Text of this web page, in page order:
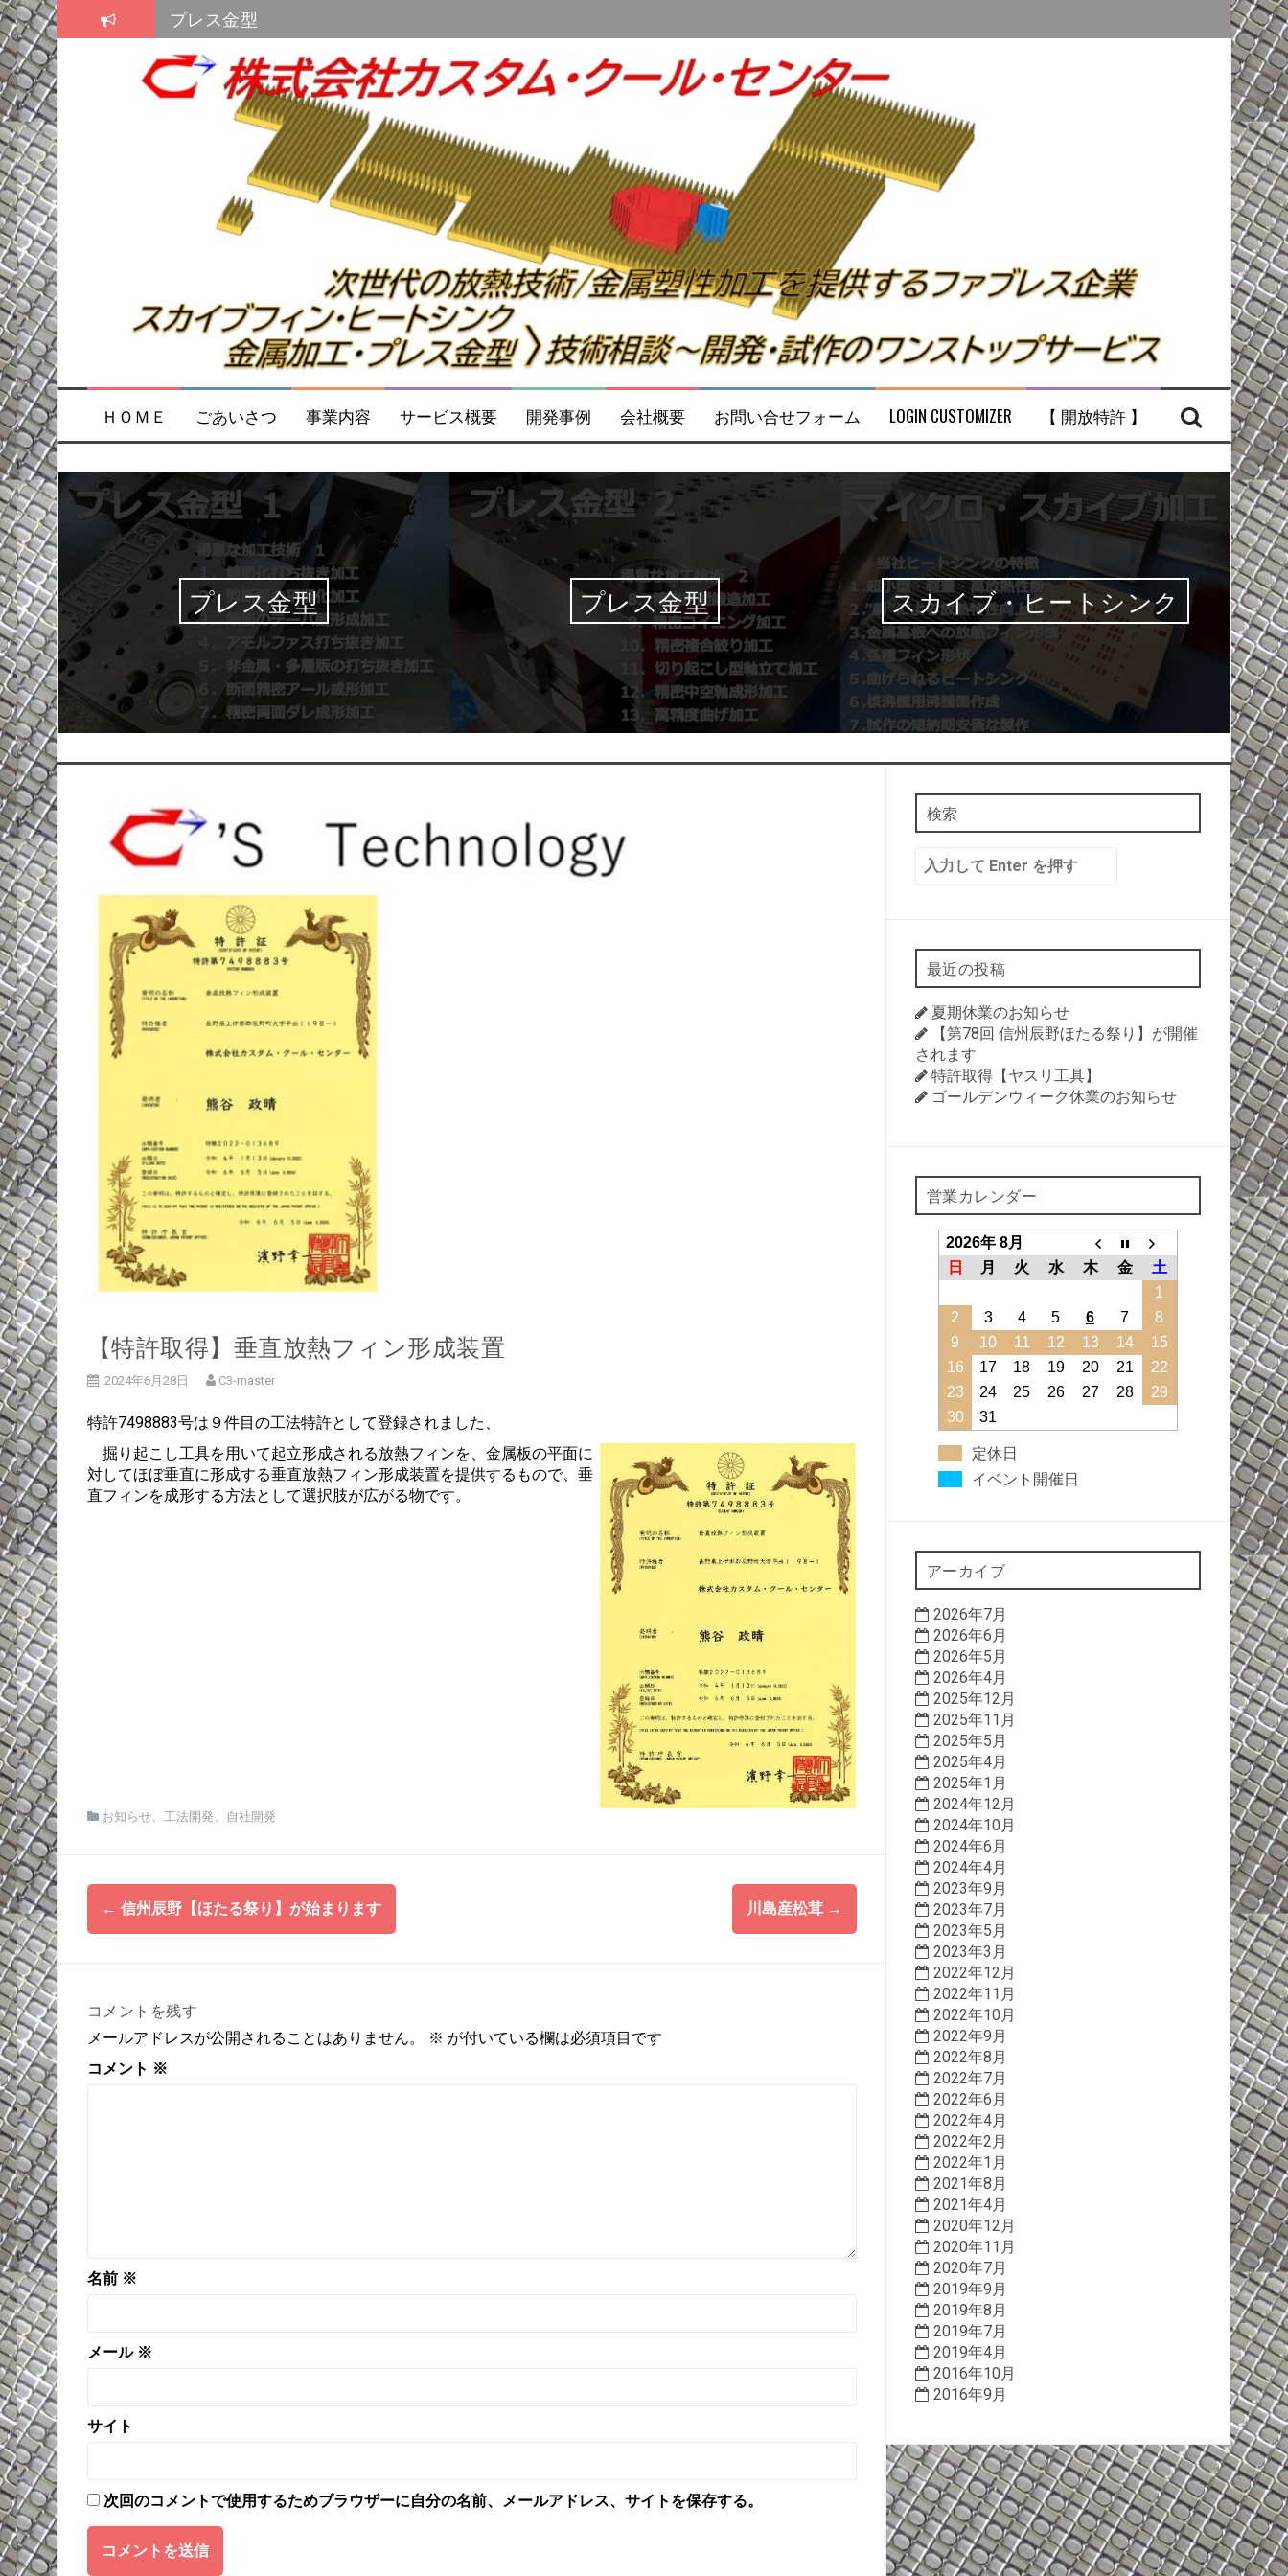
コ
ン
テ
ン
ツ
へ
ス
キ
ッ
プ
プレス金型
スカイブ・ヒートシンク
プレス金型
ＨＯＭＥ ごあいさつ 事業内容 サービス概要 開発事例 会社概要 お問い合せフォーム LOGIN CUSTOMIZER 【 開放特許 】
プレス金型 プレス金型 スカイブ・ヒートシンク
【特許取得】垂直放熱フィン形成装置
2024年6月28日 C3-master
特許7498883号は９件目の工法特許として登録されました、
掘り起こし工具を用いて起立形成される放熱フィンを、金属板の平面に
対してほぼ垂直に形成する垂直放熱フィン形成装置を提供するもので、垂
直フィンを成形する方法として選択肢が広がる物です。
お知らせ、 工法開発、 自社開発
投
稿
ゲ
ー
シ
ョ
← 信州辰野【ほたる祭り】が始まります 川島産松茸 →
コメントを残す
メールアドレスが公開されることはありません。 ※ が付いている欄は必須項目です
コメント ※
名前 ※
メール ※
サイト
次回のコメントで使用するためブラウザーに自分の名前、メールアドレス、サイトを保存する。
検索
検
索:
最近の投稿
夏期休業のお知らせ
【第78回 信州辰野ほたる祭り】が開催
されます
特許取得【ヤスリ工具】
ゴールデンウィーク休業のお知らせ
営業カレンダー
2026年 8月
日
月 火 水 木 金
土
1
2
3 4 5 6 7
8
9
10 11 12 13 14
15
16
17 18 19 20 21
22
23
24 25 26 27 28
29
30
31
定休日
イベント開催日
アーカイブ
2026年7月
2026年6月
2026年5月
2026年4月
2025年12月
2025年11月
2025年5月
2025年4月
2025年1月
2024年12月
2024年10月
2024年6月
2024年4月
2023年9月
2023年7月
2023年5月
2023年3月
2022年12月
2022年11月
2022年10月
2022年9月
2022年8月
2022年7月
2022年6月
2022年4月
2022年2月
2022年1月
2021年8月
2021年4月
2020年12月
2020年11月
2020年7月
2019年9月
2019年8月
2019年7月
2019年4月
2016年10月
2016年9月